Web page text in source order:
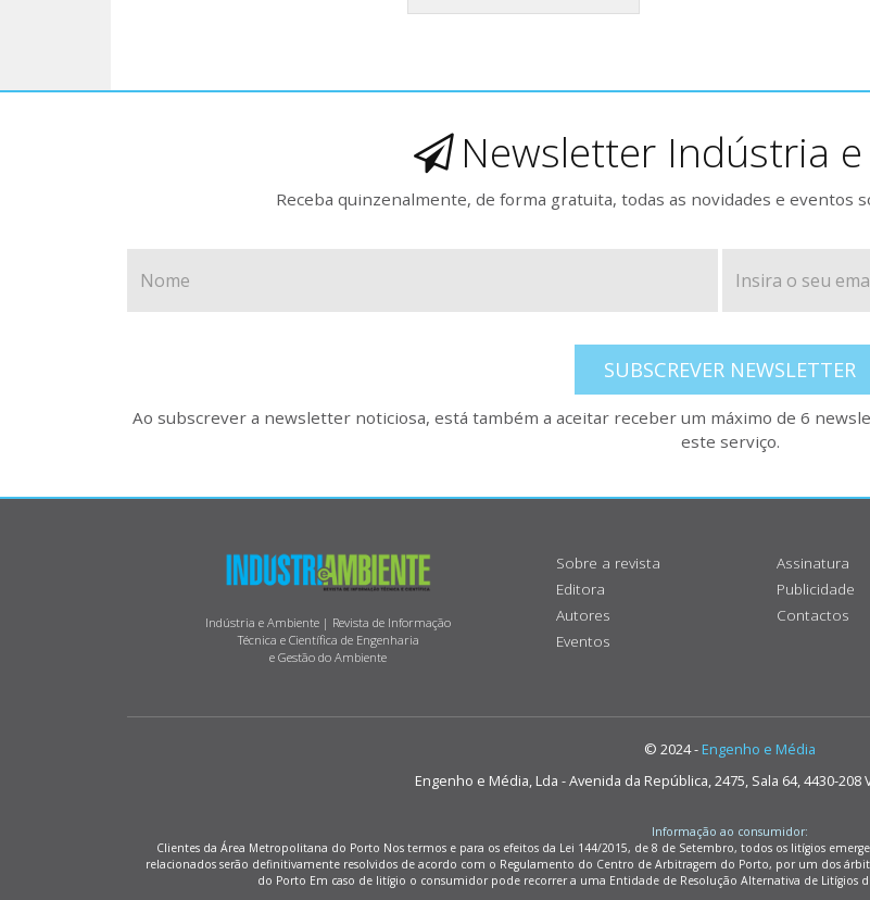
Newsletter Indústria
Receba quinzenalmente, de forma gratuita, todas as novidades e eventos
SUBSCREVER NEWSLETTER
Ao subscrever a newsletter noticiosa, está também a aceitar receber um máximo de 6
este serviço.
Indústria e Ambiente | Revista de Informação
Técnica e Científica de Engenharia
e Gestão do Ambiente
Sobre a revista
Editora
Autores
Eventos
Assinatura
Publicidade
Contactos
© 2024 - Engenho e Média
Engenho e Média, Lda - Avenida da República, 2475, Sala 64, 4430-
Informação ao consumidor:
Clientes da Área Metropolitana do Porto Nos termos e para os efeitos da Lei 144/2015, de 8 de Setembro, todos os litígios
relacionados serão definitivamente resolvidos de acordo com o Regulamento do Centro de Arbitragem do Porto, por um dos
do Porto Em caso de litígio o consumidor pode recorrer a uma Entidade de Resolução Alternativa de Litígios